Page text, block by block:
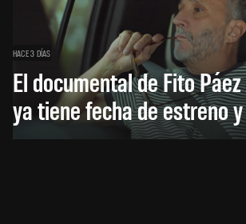
HACE 3 DÍAS
El documental de Fito
ya tiene fecha de estreno